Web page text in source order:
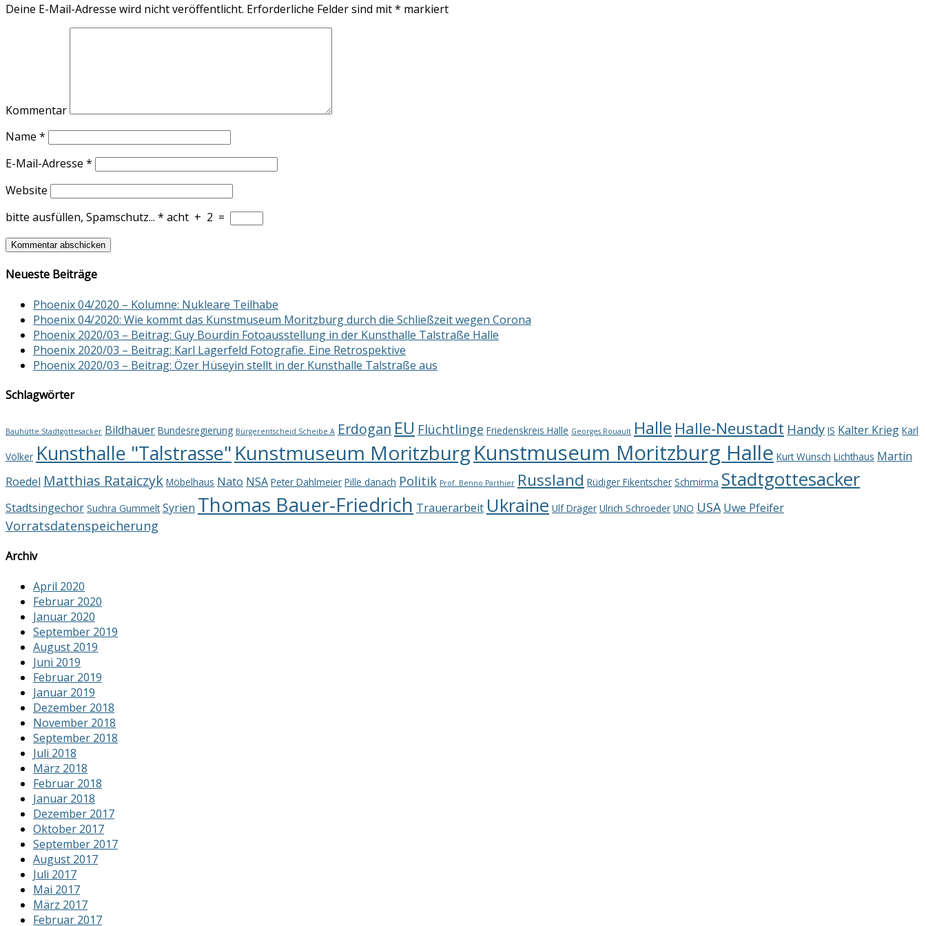
Deine E-Mail-Adresse wird nicht veröffentlicht. Erforderliche Felder sind mit* markiert
Kommentar
Name *
E-Mail-Adresse *
Website
bitte ausfüllen, Spamschutz... * acht + 2 =
Neueste Beiträge
Phoenix 04/2020 – Kolumne: Nukleare Teilhabe
Phoenix 04/2020: Wie kommt das Kunstmuseum Moritzburg durch die Schließzeit wegen Corona
Phoenix 2020/03 – Beitrag: Guy Bourdin Fotoausstellung in der Kunsthalle Talstraße Halle
Phoenix 2020/03 – Beitrag: Karl Lagerfeld Fotografie. Eine Retrospektive
Phoenix 2020/03 – Beitrag: Özer Hüseyin stellt in der Kunsthalle Talstraße aus
Schlagwörter
Bauhütte Stadtgottesacker Bildhauer Bundesregierung Bürgerentscheid Scheibe A Erdogan EU Flüchtlinge Friedenskreis Halle Georges Rouault Halle Halle-Neustadt Handy IS Kalter Krieg Karl
Völker Kunsthalle "Talstrasse" Kunstmuseum Moritzburg Kunstmuseum Moritzburg Halle Kurt Wünsch Lichthaus Martin
Roedel Matthias Rataiczyk Möbelhaus Nato NSA Peter Dahlmeier Pille danach Politik Prof. Benno Parthier Russland Rüdiger Fikentscher Schmirma Stadtgottesacker
Stadtsingechor Suchra Gummelt Syrien Thomas Bauer-Friedrich Trauerarbeit Ukraine Ulf Dräger Ulrich Schroeder UNO USA Uwe Pfeifer
Vorratsdatenspeicherung
Archiv
April 2020
Februar 2020
Januar 2020
September 2019
August 2019
Juni 2019
Februar 2019
Januar 2019
Dezember 2018
November 2018
September 2018
Juli 2018
März 2018
Februar 2018
Januar 2018
Dezember 2017
Oktober 2017
September 2017
August 2017
Juli 2017
Mai 2017
März 2017
Februar 2017